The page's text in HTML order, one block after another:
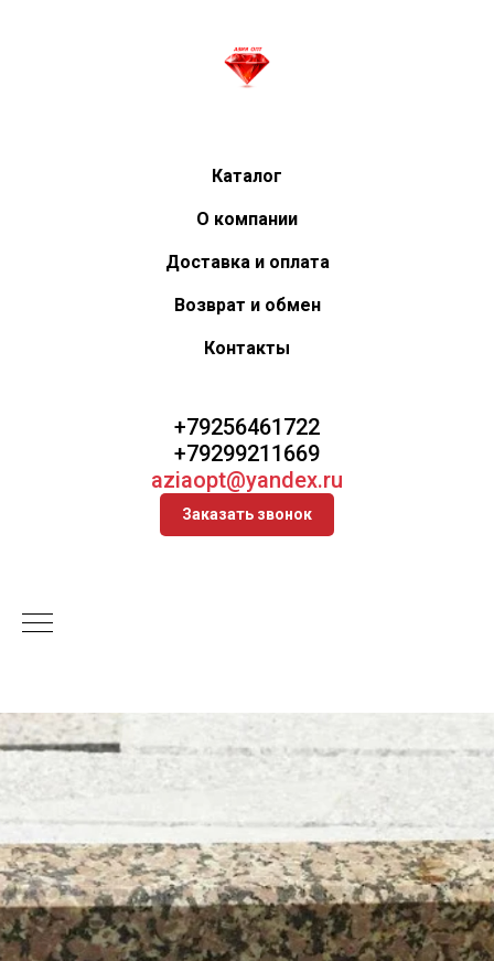
Каталог
О компании
Доставка и оплата
Возврат и обмен
Контакты
+79256461722
+79299211669
aziaopt@yandex.ru
Заказать звонок